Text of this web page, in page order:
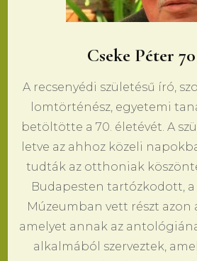
Cseke Péter
A re­csenyédi születésű író,
lomtörténész, egye­te­mi
betöltötte a 70. életévét. A
let­ve az ah­hoz közeli
tudták az ott­ho­ni­ak
Bu­da­pes­ten tartózko­dott,
Múze­um­ban vett részt azon
ame­lyet an­nak az
al­kalmából szer­vez­tek,